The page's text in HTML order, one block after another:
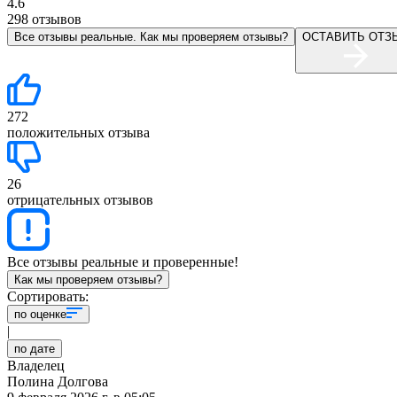
298 отзывов
Все отзывы реальные. Как мы проверяем отзывы? ОСТАВИТЬ
272
положительных отзыва
26
отрицательных отзывов
Все отзывы реальные и проверенные!
Как мы проверяем отзывы?
Сортировать:
по оценке
|
по дате
Владелец
Полина Долгова